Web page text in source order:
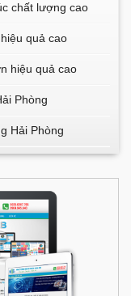
chất lượng cao
quả cao
hiệu quả cao
Phòng
Hải Phòng